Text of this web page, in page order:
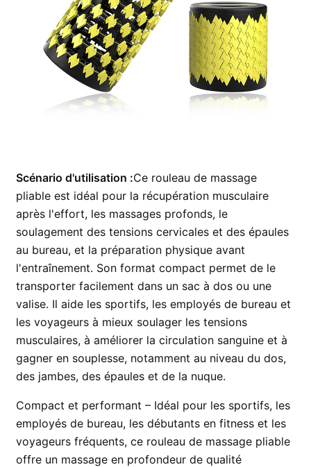
Scénario d'utilisation :Ce rouleau de massage
pliable est idéal pour la récupération musculaire
après l'effort, les massages profonds, le
soulagement des tensions cervicales et des épaules
au bureau, et la préparation physique avant
l'entraînement. Son format compact permet de le
transporter facilement dans un sac à dos ou une
valise. Il aide les sportifs, les employés de bureau et
les voyageurs à mieux soulager les tensions
musculaires, à améliorer la circulation sanguine et à
gagner en souplesse, notamment au niveau du dos,
des jambes, des épaules et de la nuque.
Compact et performant – Idéal pour les sportifs, les
employés de bureau, les débutants en fitness et les
voyageurs fréquents, ce rouleau de massage pliable
offre un massage en profondeur de qualité